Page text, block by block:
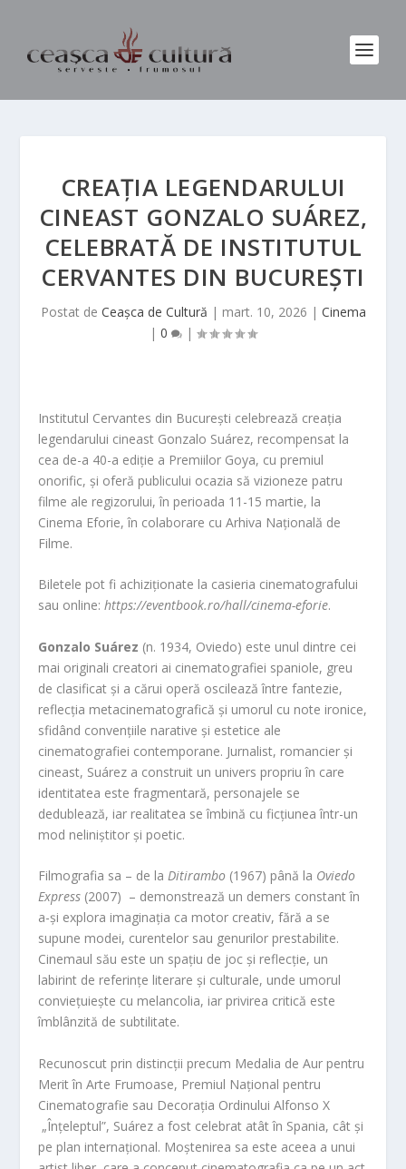
CREAȚIA LEGENDARULUI
CINEAST GONZALO SUÁREZ,
CELEBRATĂ DE INSTITUTUL
CERVANTES DIN BUCUREȘTI
Postat de Ceașca de Cultură | mart. 10, 2026 | Cinema
| 0 |
Institutul Cervantes din București celebrează creația
legendarului cineast Gonzalo Suárez, recompensat la
cea de-a 40-a ediție a Premiilor Goya, cu premiul
onorific, și oferă publicului ocazia să vizioneze patru
filme ale regizorului, în perioada 11-15 martie, la
Cinema Eforie, în colaborare cu Arhiva Națională de
Filme.
Biletele pot fi achiziționate la casieria cinematografului
sau online:https://eventbook.ro/hall/cinema-eforie.
Gonzalo Suárez (n. 1934, Oviedo) este unul dintre cei
mai originali creatori ai cinematografiei spaniole, greu
de clasificat și a cărui operă oscilează între fantezie,
reflecția metacinematografică și umorul cu note ironice,
sfidând convențiile narative și estetice ale
cinematografiei contemporane. Jurnalist, romancier și
cineast, Suárez a construit un univers propriu în care
identitatea este fragmentară, personajele se
dedublează, iar realitatea se îmbină cu ficțiunea într-un
mod neliniștitor și poetic.
Filmografia sa – de laDitirambo (1967) până la Oviedo
Express (2007) – demonstrează un demers constant în
a-și explora imaginația ca motor creativ, fără a se
supune modei, curentelor sau genurilor prestabilite.
Cinemaul său este un spațiu de joc și reflecție, un
labirint de referințe literare și culturale, unde umorul
conviețuiește cu melancolia, iar privirea critică este
îmblânzită de subtilitate.
Recunoscut prin distincții precum Medalia de Aur pentru
Merit în Arte Frumoase, Premiul Național pentru
Cinematografie sau Decorația Ordinului Alfonso X
„Înțeleptul”, Suárez a fost celebrat atât în Spania, cât și
pe plan internațional. Moștenirea sa este aceea a unui